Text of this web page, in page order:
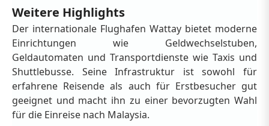
Weitere Highlights
Der internationale Flughafen Wattay bietet moderne
Einrichtungen wie Geldwechselstuben,
Geldautomaten und Transportdienste wie Taxis und
Shuttlebusse. Seine Infrastruktur ist sowohl für
erfahrene Reisende als auch für Erstbesucher gut
geeignet und macht ihn zu einer bevorzugten Wahl
für die Einreise nach Malaysia.